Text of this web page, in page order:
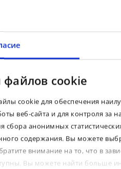
файлов cookie
cookie для обеспечения
веб-сайта и для контроля
сбора анонимных
содержания. Вы можете
внимание на то, что в
Вы можете найти больше
Dear Clients! If you
for the product you
sales office. Perhaps
and will arrive at our
future, or we will be